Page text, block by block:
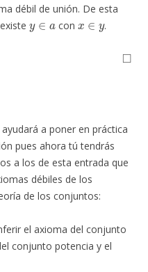
débil de unión. De esta
y∈a
con
x∈y
.
◻
a poner en práctica
pues ahora tú tendrás
a los de esta entrada que
débiles de los
de los conjuntos:
el axioma del conjunto
conjunto potencia y el